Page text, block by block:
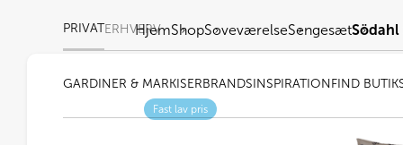
PRIVATERHVERV
GARDINER & MARKISER BRANDS INSPIRATION FIND BUTIK
HjemShopSoveværelseSengesætSödahl
Fast lav pris